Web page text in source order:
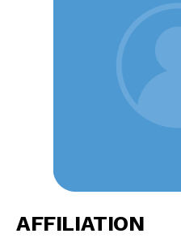
AFFILIATION